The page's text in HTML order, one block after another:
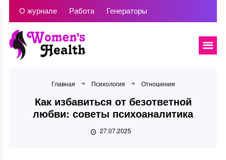
О журнале Работа Генераторы
Главная Психология Отношения
Как избавиться от безответной
любви: советы психоаналитика
27.07.2025